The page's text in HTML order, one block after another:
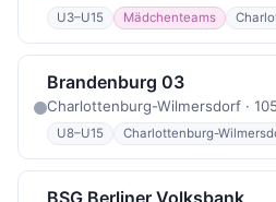
U3–U15 Mädchenteams
Brandenburg 03
Charlottenburg-Wilmersdorf ·
U8–U15 Charlottenburg-
BSG Berliner Volksbank